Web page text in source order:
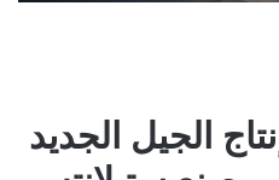
الجيل الجديد